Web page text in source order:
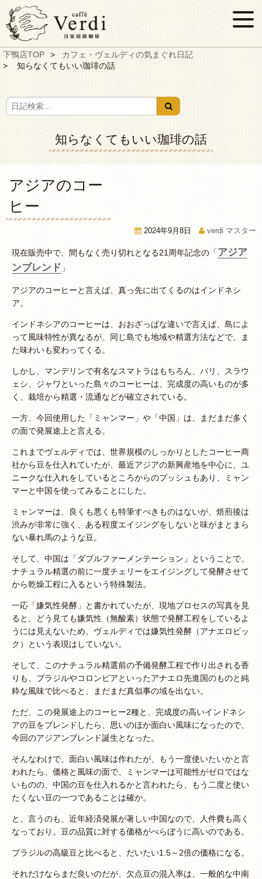
下鴨店TOP
カフェ・ヴェルディの気まぐれ日記
知らなくてもいい珈琲の話
知らなくてもいい珈琲の話
アジアのコー
ヒー
2024年9月8日 verdi マスター
現在販売中で、間もなく売り切れとなる21周年記念の「アジア
ンブレンド 」
アジアのコーヒーと言えば、真っ先に出てくるのはインドネシ
ア。
インドネシアのコーヒーは、おおざっぱな違いで言えば、島によ
って風味特性が異なるが、同じ島でも地域や精選方法などで、ま
た味わいも変わってくる。
しかし、マンデリンで有名なスマトラはもちろん、バリ、スラウ
ェシ、ジャワといった島々のコーヒーは、完成度の高いものが多
く、栽培から精選・流通などが確立されている。
一方、今回使用した「ミャンマー」や「中国」は、まだまだ多く
の面で発展途上と言える。
これまでヴェルディでは、世界規模のしっかりとしたコーヒー商
社から豆を仕入れていたが、最近アジアの新興産地を中心に、ユ
ニークな仕入れをしているところからのプッシュもあり、ミャン
マーと中国を使ってみることにした。
ミャンマーは、良くも悪くも特筆すべきものはないが、焙煎後は
渋みが非常に強く、ある程度エイジングをしないと味がまとまら
ない暴れ馬のような豆。
そして、中国は「ダブルファーメンテーション」ということで、
ナチュラル精選の前に一度チェリーをエイジングして発酵させて
から乾燥工程に入るという特殊製法。
一応「嫌気性発酵」と書かれていたが、現地プロセスの写真を見
ると、どう見ても嫌気性（無酸素）状態で発酵工程をしているよ
うには見えないため、ヴェルディでは嫌気性発酵（アナエロビッ
ク）という表現はしていない。
そして、このナチュラル精選前の予備発酵工程で作り出される香
りも、ブラジルやコロンビアといったアナエロ先進国のものと純
粋な風味で比べると、まだまだ真似事の域を出ない。
ただ、この発展途上のコーヒー2種と、完成度の高いインドネシ
アの豆をブレンドしたら、思いのほか面白い風味になったので、
今回のアジアンブレンド誕生となった。
そんなわけで、面白い風味は作れたが、もう一度使いたいかと言
われたら、価格と風味の面で、ミャンマーは可能性がゼロではな
いものの、中国の豆を仕入れるかと言われたら、もう二度と使い
たくない豆の一つであることは確か。
と、言うのも、近年経済発展が著しい中国なので、人件費も高く
なっており。豆の品質に対する価格がべらぼうに高いのである。
ブラジルの高級豆と比べると、だいたい1.5～2倍の価格になる。
それだけならまだ良いのだが、欠点豆の混入率は、一般的な中南